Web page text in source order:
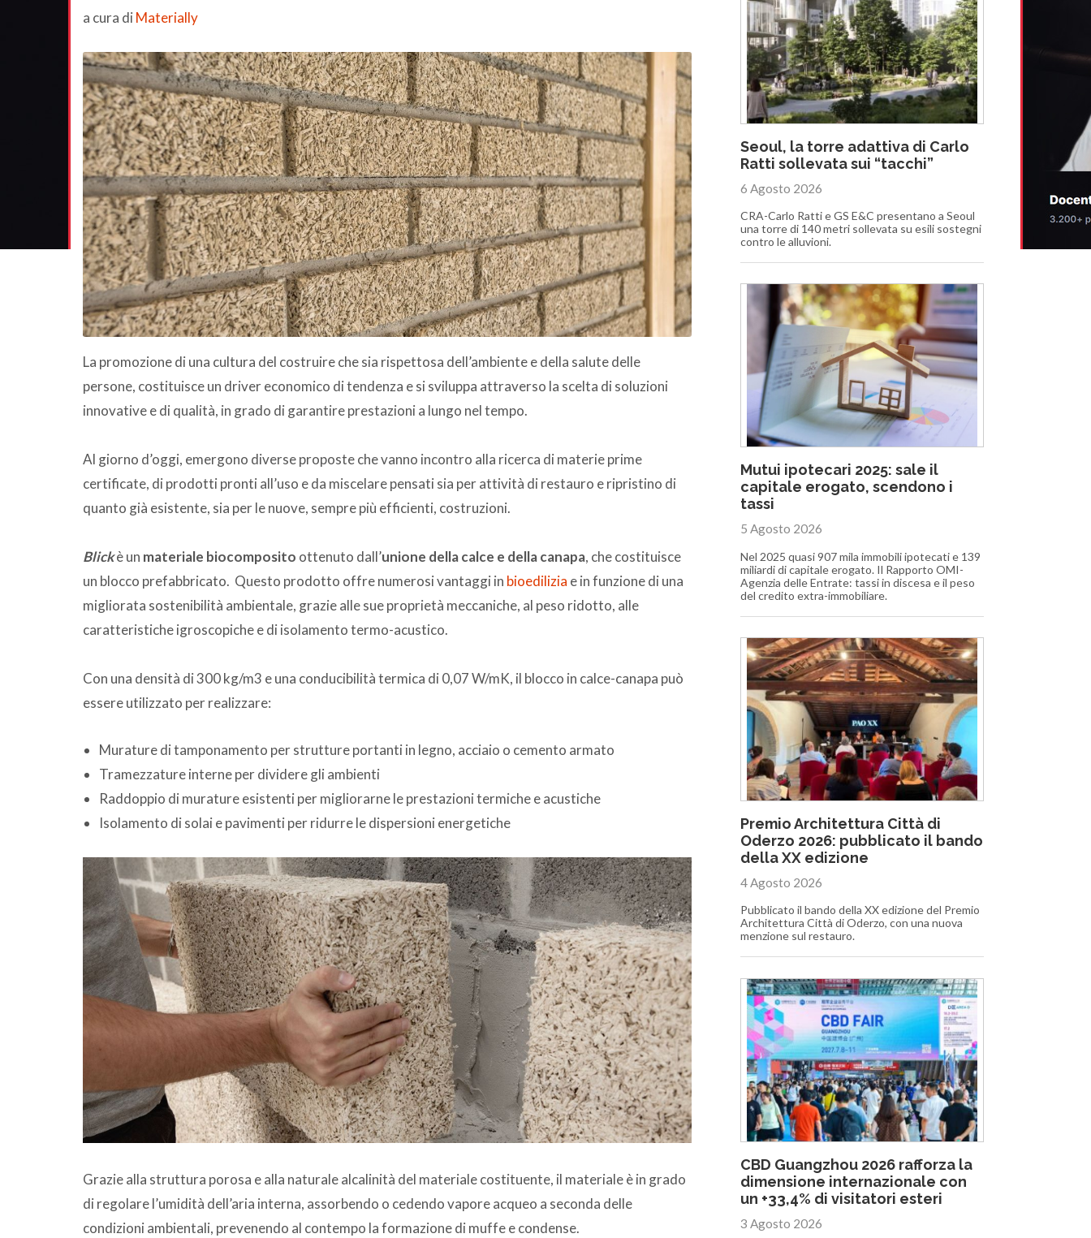
a cura di Materially
La promozione di una cultura del costruire che sia rispettosa dell’ambiente e della salute delle
persone, costituisce un driver economico di tendenza e si sviluppa attraverso la scelta di soluzioni
innovative e di qualità, in grado di garantire prestazioni a lungo nel tempo.
Al giorno d’oggi, emergono diverse proposte che vanno incontro alla ricerca di materie prime
certificate, di prodotti pronti all’uso e da miscelare pensati sia per attività di restauro e ripristino di
quanto già esistente, sia per le nuove, sempre più efficienti, costruzioni.
Blickè un materiale biocomposito ottenuto dall’unione della calce e della canapa, che costituisce
un blocco prefabbricato. Questo prodotto offre numerosi vantaggi in bioedilizia e in funzione di una
migliorata sostenibilità ambientale, grazie alle sue proprietà meccaniche, al peso ridotto, alle
caratteristiche igroscopiche e di isolamento termo-acustico.
Con una densità di 300 kg/m3 e una conducibilità termica di 0,07 W/mK, il blocco in calce-canapa può
essere utilizzato per realizzare:
Murature di tamponamento per strutture portanti in legno, acciaio o cemento armato
Tramezzature interne per dividere gli ambienti
Raddoppio di murature esistenti per migliorarne le prestazioni termiche e acustiche
Isolamento di solai e pavimenti per ridurre le dispersioni energetiche
Grazie alla struttura porosa e alla naturale alcalinità del materiale costituente, il materiale è in grado
di regolare l’umidità dell’aria interna, assorbendo o cedendo vapore acqueo a seconda delle
condizioni ambientali, prevenendo al contempo la formazione di muffe e condense.
Seoul, la torre adattiva di Carlo
Ratti sollevata sui “tacchi”
6 Agosto 2026
CRA-Carlo Ratti e GS E&C presentano a Seoul
una torre di 140 metri sollevata su esili sostegni
contro le alluvioni.
Mutui ipotecari 2025: sale il
capitale erogato, scendono i
tassi
5 Agosto 2026
Nel 2025 quasi 907 mila immobili ipotecati e 139
miliardi di capitale erogato. Il Rapporto OMI-
Agenzia delle Entrate: tassi in discesa e il peso
del credito extra-immobiliare.
Premio Architettura Città di
Oderzo 2026: pubblicato il bando
della XX edizione
4 Agosto 2026
Pubblicato il bando della XX edizione del Premio
Architettura Città di Oderzo, con una nuova
menzione sul restauro.
CBD Guangzhou 2026 rafforza la
dimensione internazionale con
un +33,4% di visitatori esteri
3 Agosto 2026